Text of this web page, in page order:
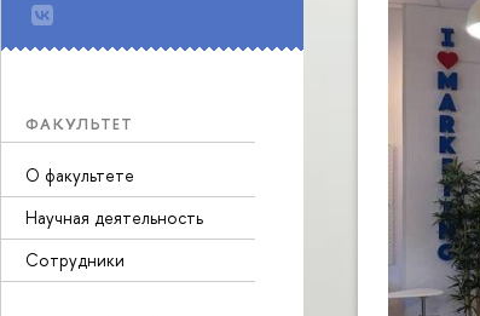
ФАКУЛЬТЕТ
О факультете
Научная деятельность
Сотрудники